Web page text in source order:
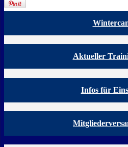
Aktueller
Infos für